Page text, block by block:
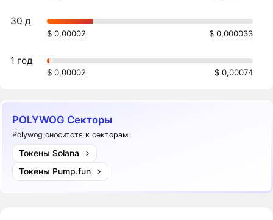
30 д
$ 0,00002 $ 0,000033
1 год
$ 0,00002 $ 0,00074
POLYWOG Секторы
Polywog оноситстя к секторам:
Токены Solana
Токены Pump.fun